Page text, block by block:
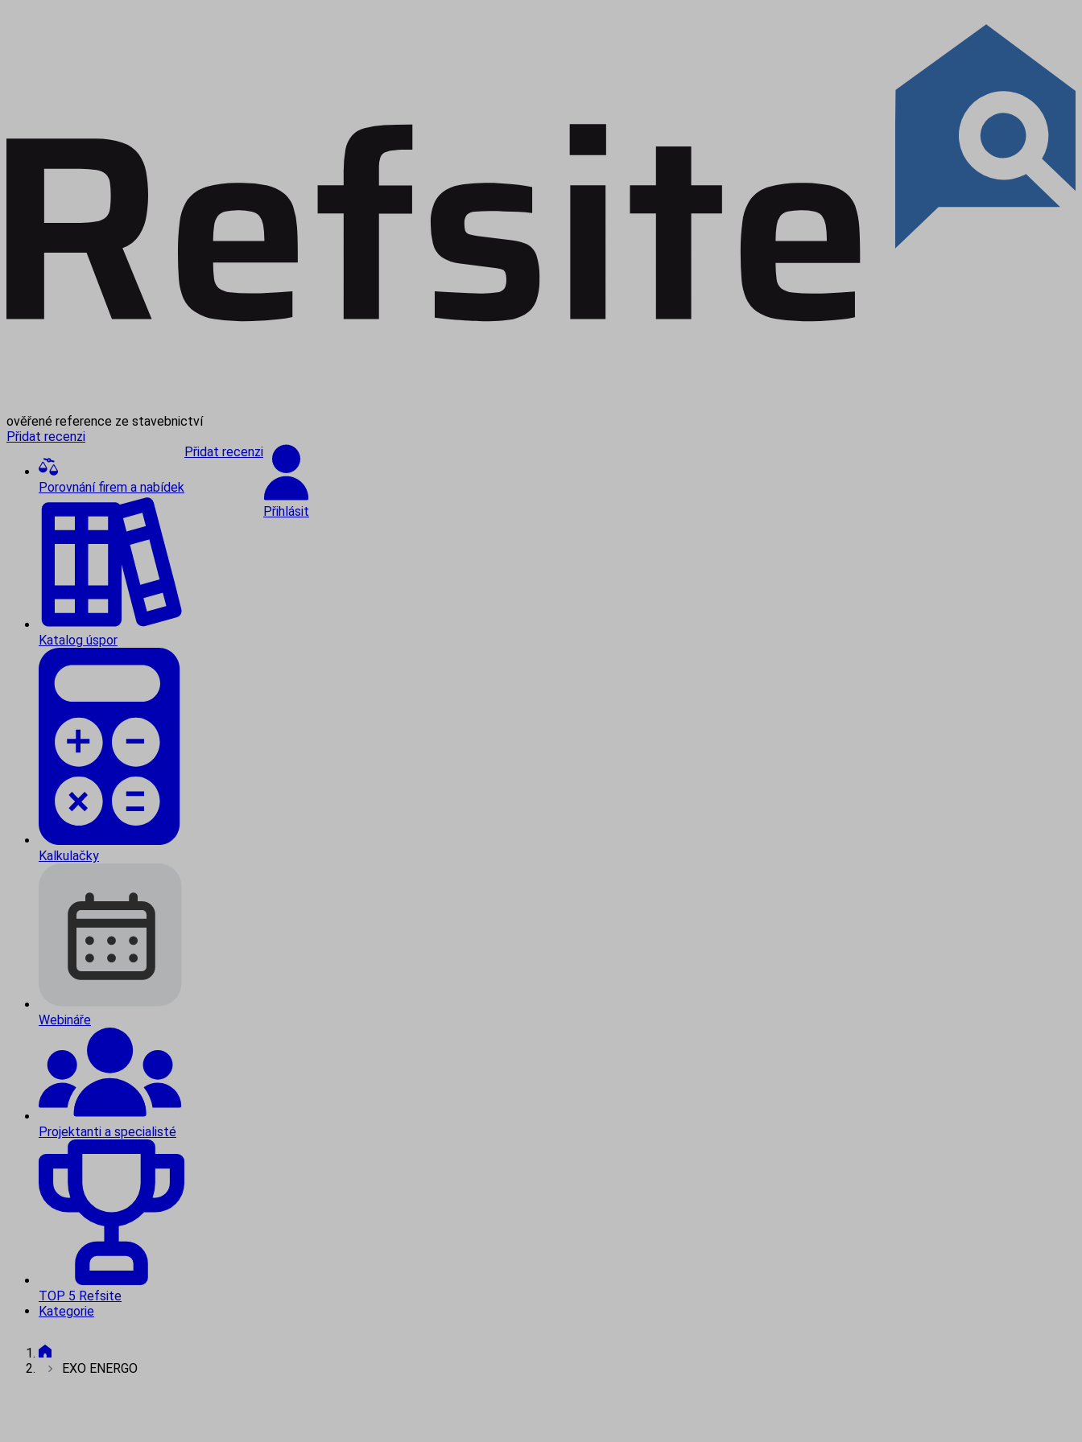
ověřené reference ze stavebnictví
Přidat recenzi
Porovnání firem a nabídek
Katalog úspor
Kalkulačky
Webináře
Projektanti a specialisté
TOP 5 Refsite
Kategorie
Přidat recenzi
Přihlásit
EXO ENERGO